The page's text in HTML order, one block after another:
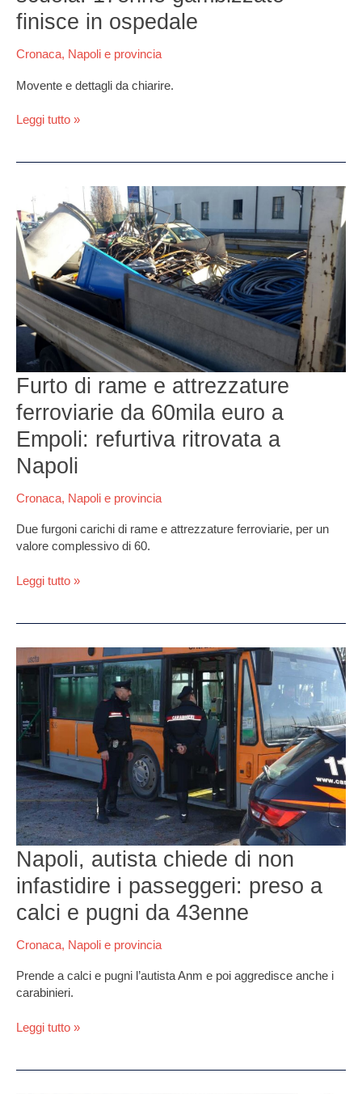
finisce in ospedale
Cronaca, Napoli e provincia
Movente e dettagli da chiarire.
Leggi tutto »
Furto di rame e attrezzature
ferroviarie da 60mila euro a
Empoli: refurtiva ritrovata a
Napoli
Cronaca, Napoli e provincia
Due furgoni carichi di rame e attrezzature ferroviarie, per un
valore complessivo di 60.
di
rame
e
attrezzature
ferroviarie
da
60mila
euro
Empoli:
refurtiva
ritrovata
Napoli
Leggi tutto »
Napoli, autista chiede di non
infastidire i passeggeri: preso a
calci e pugni da 43enne
Cronaca, Napoli e provincia
Prende a calci e pugni l’autista Anm e poi aggredisce anche i
carabinieri.
Napoli,
autista
chiede
di
non
infastidire
passeggeri:
preso
a
calci
e
pugni
da
43enne
Leggi tutto »